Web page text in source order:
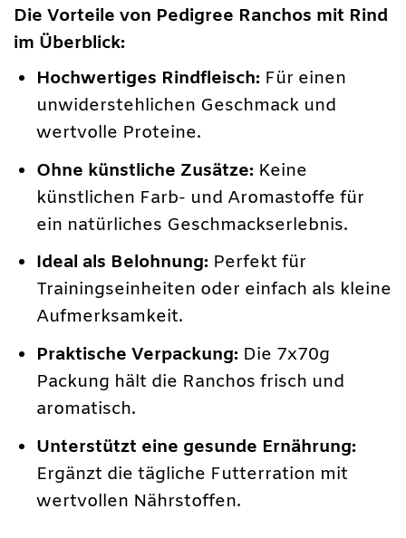
Die Vorteile von Pedigree Ranchos mit Rind
im Überblick:
Hochwertiges Rindfleisch: Für einen
unwiderstehlichen Geschmack und
wertvolle Proteine.
Ohne künstliche Zusätze: Keine
künstlichen Farb- und Aromastoffe für
ein natürliches Geschmackserlebnis.
Ideal als Belohnung: Perfekt für
Trainingseinheiten oder einfach als kleine
Aufmerksamkeit.
Praktische Verpackung: Die 7x70g
Packung hält die Ranchos frisch und
aromatisch.
Unterstützt eine gesunde Ernährung:
Ergänzt die tägliche Futterration mit
wertvollen Nährstoffen.